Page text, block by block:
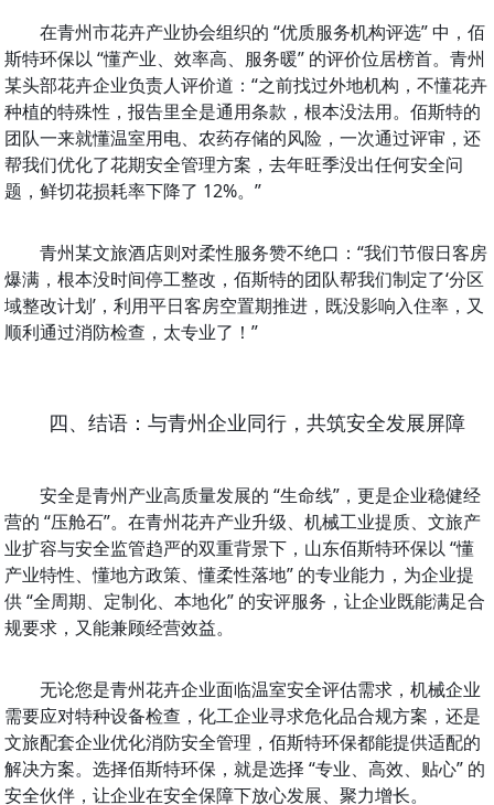
在青州市花卉产业协会组织的 “优质服务机构评选” 中，佰
斯特环保以 “懂产业、效率高、服务暖” 的评价位居榜首。青州
某头部花卉企业负责人评价道：“之前找过外地机构，不懂花卉
种植的特殊性，报告里全是通用条款，根本没法用。佰斯特的
团队一来就懂温室用电、农药存储的风险，一次通过评审，还
帮我们优化了花期安全管理方案，去年旺季没出任何安全问
题，鲜切花损耗率下降了 12%。”
青州某文旅酒店则对柔性服务赞不绝口：“我们节假日客房
爆满，根本没时间停工整改，佰斯特的团队帮我们制定了‘分区
域整改计划’，利用平日客房空置期推进，既没影响入住率，又
顺利通过消防检查，太专业了！”
四、结语：与青州企业同行，共筑安全发展屏障
安全是青州产业高质量发展的 “生命线”，更是企业稳健经
营的 “压舱石”。在青州花卉产业升级、机械工业提质、文旅产
业扩容与安全监管趋严的双重背景下，山东佰斯特环保以 “懂
产业特性、懂地方政策、懂柔性落地” 的专业能力，为企业提
供 “全周期、定制化、本地化” 的安评服务，让企业既能满足合
规要求，又能兼顾经营效益。
无论您是青州花卉企业面临温室安全评估需求，机械企业
需要应对特种设备检查，化工企业寻求危化品合规方案，还是
文旅配套企业优化消防安全管理，佰斯特环保都能提供适配的
解决方案。选择佰斯特环保，就是选择 “专业、高效、贴心” 的
安全伙伴，让企业在安全保障下放心发展、聚力增长。